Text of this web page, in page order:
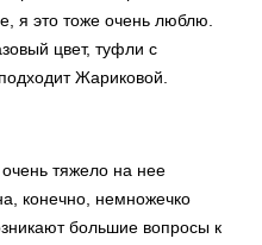
я это тоже очень люблю.
цвет, туфли с
Жариковой.
тяжело на нее
конечно, немножечко
большие вопросы к